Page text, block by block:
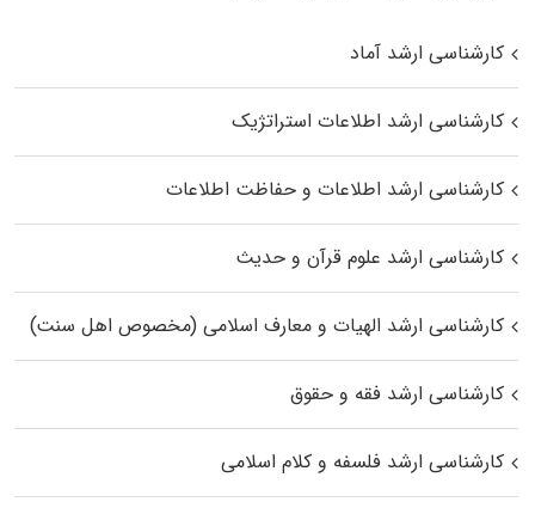
کارشناسی ارشد آماد
کارشناسی ارشد اطلاعات استراتژیک
کارشناسی ارشد اطلاعات و حفاظت اطلاعات
کارشناسی ارشد علوم قرآن و حدیث
کارشناسی ارشد الهیات و معارف اسلامی (مخصوص اهل سنت)
کارشناسی ارشد فقه و حقوق
کارشناسی ارشد فلسفه و کلام اسلامی